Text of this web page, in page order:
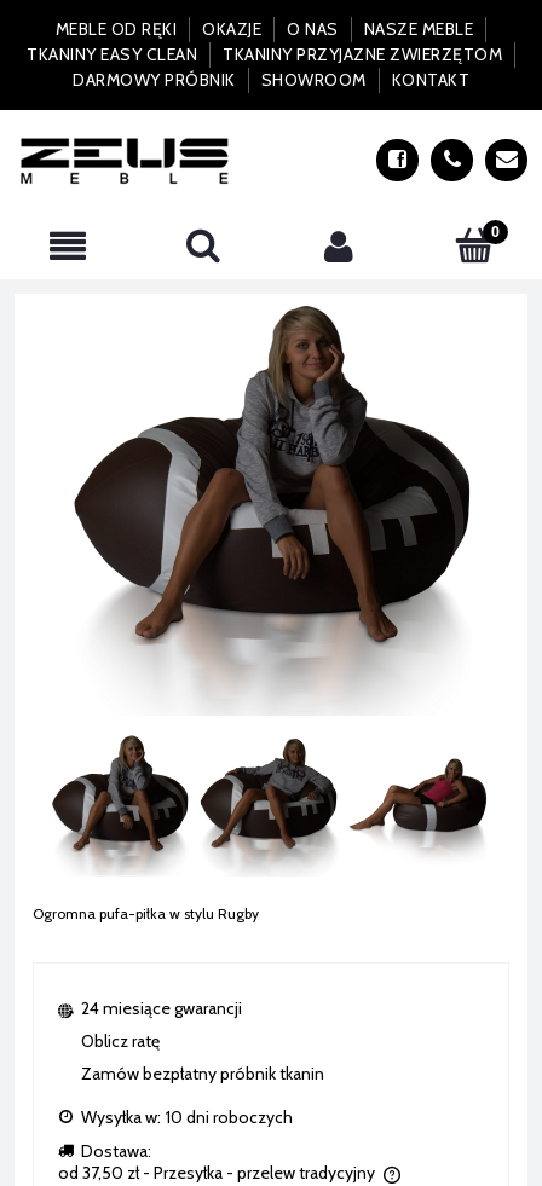
MEBLE OD RĘKI OKAZJE O NAS
NASZE MEBLE
TKANINY EASY CLEAN
TKANINY PRZYJAZNE ZWIERZĘTOM
DARMOWY PRÓBNIK
SHOWROOM KONTAKT
Ogromna pufa-piłka w stylu Rugby
24 miesiące gwarancji
Oblicz ratę
Zamów bezpłatny próbnik tkanin
Wysyłka w: 10 dni roboczych
Dostawa:
od 37,50 zł - Przesyłka - przelew tradycyjny